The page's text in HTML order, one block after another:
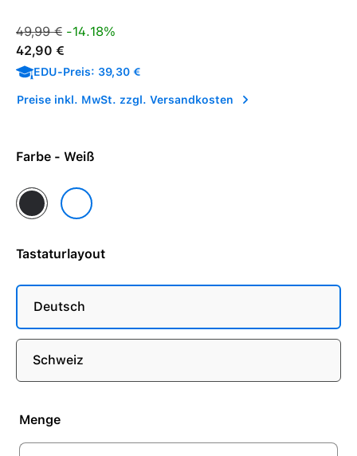
Verkaufspreis:
Regulärer Preis:
49,99 € -14.18%
42,90 €
EDU-Preis: 39,30 €
Preise inkl. MwSt. zzgl. Versandkosten
Farbe - Weiß
Grafit Weiß
Tastaturlayout
Deutsch
Schweiz
Menge